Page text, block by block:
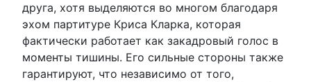
друга, хотя выделяются во многом благодаря
эхом партитуре Криса Кларка, которая
фактически работает как закадровый голос в
моменты тишины. Его сильные стороны также
гарантируют, что независимо от того,